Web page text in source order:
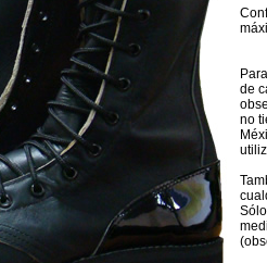
de
no